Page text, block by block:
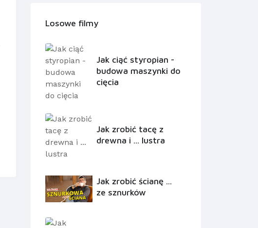
Losowe filmy
Jak ciąć styropian -
budowa maszynki do
cięcia
Jak zrobić tacę z
drewna i ... lustra
Jak zrobić ścianę ...
ze sznurków